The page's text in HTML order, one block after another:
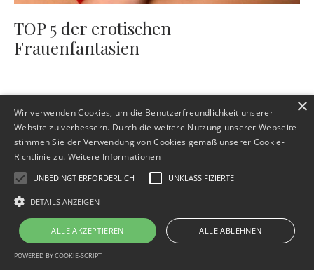
TOP 5 der erotischen
Frauenfantasien
Impressum Datenschutz AGB
Widerrufsbelehrung
© 2026 Christine Janson - Intimitätscoaching für Beziehung, Sinnlichkeit und
persönliche Entwicklung
Wir verwenden Cookies, um die Benutzerfreundlichkeit unserer
Website zu verbessern. Durch die weitere Nutzung unserer Webseite
stimmen Sie der Verwendung von Cookies gemäß unserer Cookie-
Richtlinie zu. Weitere Informationen
UNBEDINGT ERFORDERLICH UNKLASSIFIZIERTE
DETAILS ANZEIGEN
ALLE AKZEPTIEREN ALLE ABLEHNEN
POWERED BY COOKIE-SCRIPT
×